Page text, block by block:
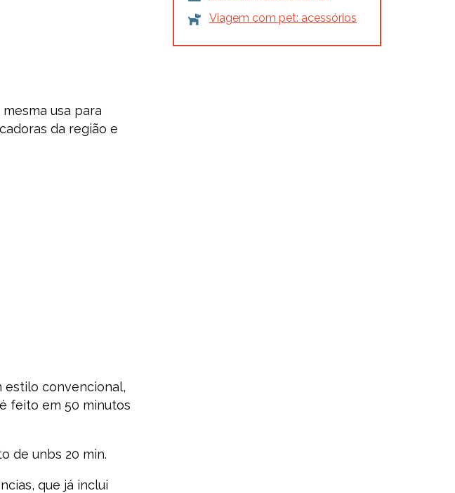
usa para
da região e
estilo convencional,
feito em 50 minutos
de unbs 20 min.
que já inclui
Viagem com pet: acessórios